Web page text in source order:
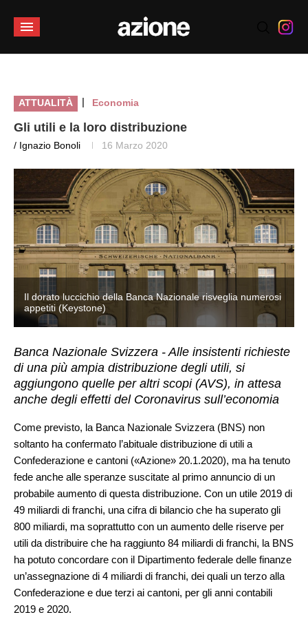
ATTUALITÀ | Economia
Gli utili e la loro distribuzione
/ Ignazio Bonoli 16 Marzo 2020
Il dorato luccichio della Banca Nazionale risveglia numerosi
appetiti (Keystone)
Banca Nazionale Svizzera - Alle insistenti richieste
di una più ampia distribuzione degli utili, si
aggiungono quelle per altri scopi (AVS), in attesa
anche degli effetti del Coronavirus sull’economia
Come previsto, la Banca Nazionale Svizzera (BNS) non
soltanto ha confermato l’abituale distribuzione di utili a
Confederazione e cantoni («Azione» 20.1.2020), ma ha tenuto
fede anche alle speranze suscitate al primo annuncio di un
probabile aumento di questa distribuzione. Con un utile 2019 di
49 miliardi di franchi, una cifra di bilancio che ha superato gli
800 miliardi, ma soprattutto con un aumento delle riserve per
utili da distribuire che ha raggiunto 84 miliardi di franchi, la BNS
ha potuto concordare con il Dipartimento federale delle finanze
un’assegnazione di 4 miliardi di franchi, dei quali un terzo alla
Confederazione e due terzi ai cantoni, per gli anni contabili
2019 e 2020.